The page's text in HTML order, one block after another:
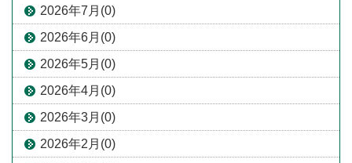
2026年7月(0)
2026年6月(0)
2026年5月(0)
2026年4月(0)
2026年3月(0)
2026年2月(0)